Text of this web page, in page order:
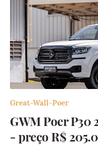
Great-Wall-Poer
GWM Poer P30
- preço R$